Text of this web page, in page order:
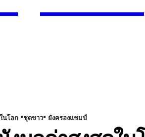
โลก "ชุดขาว" ยังครองแชมป์